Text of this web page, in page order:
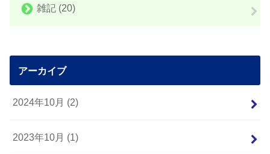
雑記 (20)
アーカイブ
2024年10月 (2)
2023年10月 (1)